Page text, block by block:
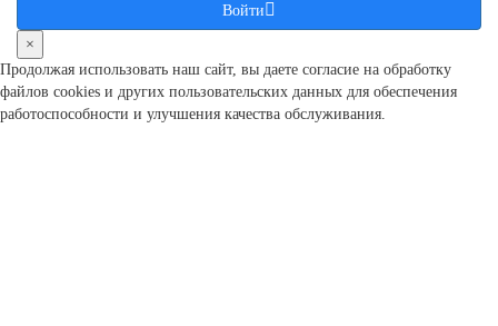
Войти
×
Продолжая использовать наш сайт, вы даете согласие на обработку
файлов cookies и других пользовательcких данных для обеспечения
работоспособности и улучшения качества обслуживания.